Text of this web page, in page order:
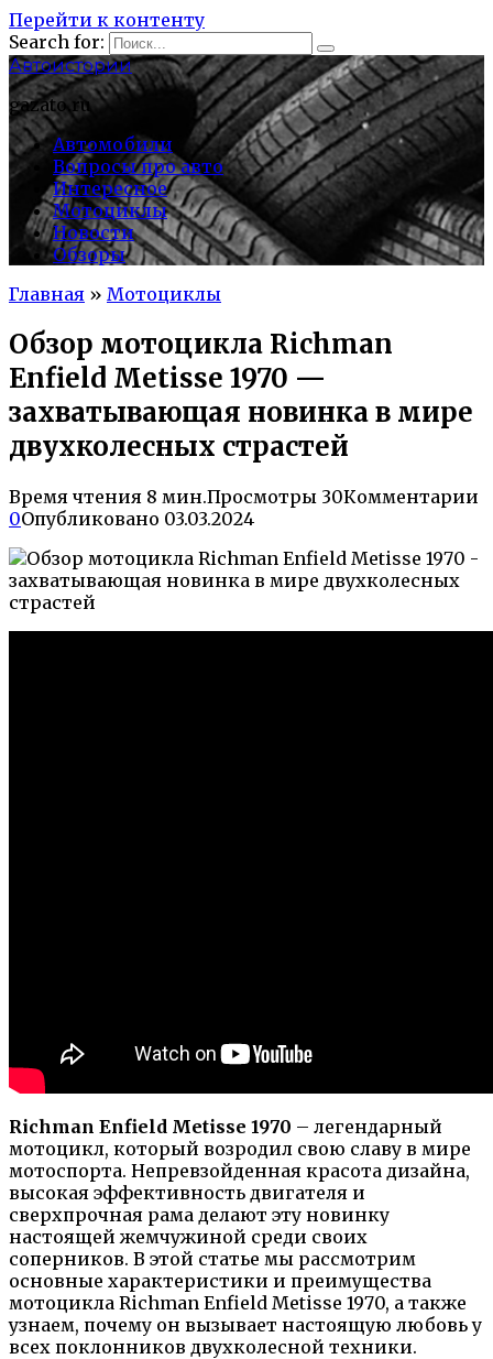
Перейти к контенту
Search for:
Автоистории
gazato.ru
Автомобили
Вопросы про авто
Интересное
Мотоциклы
Новости
Обзоры
Главная » Мотоциклы
Обзор мотоцикла Richman
Enfield Metisse 1970 —
захватывающая новинка в мире
двухколесных страстей
Время чтения 8 мин.Просмотры 30Комментарии
0Опубликовано 03.03.2024
Richman Enfield Metisse 1970 – легендарный
мотоцикл, который возродил свою славу в мире
мотоспорта. Непревзойденная красота дизайна,
высокая эффективность двигателя и
сверхпрочная рама делают эту новинку
настоящей жемчужиной среди своих
соперников. В этой статье мы рассмотрим
основные характеристики и преимущества
мотоцикла Richman Enfield Metisse 1970, а также
узнаем, почему он вызывает настоящую любовь у
всех поклонников двухколесной техники.